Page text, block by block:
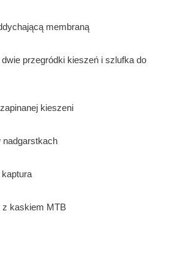
membraną
przegródki kieszeń i szlufka do
kieszeni
z kaskiem MTB